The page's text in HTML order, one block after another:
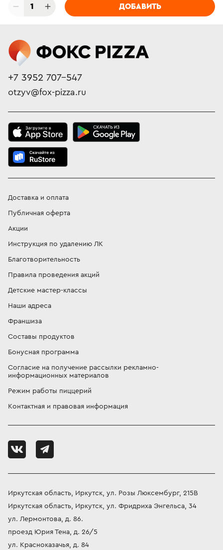
1
ДОБАВИТЬ
+7 3952 707-547
otzyv@fox-pizza.ru
Доставка и оплата
Публичная оферта
Акции
Инструкция по удалению ЛК
Благотворительность
Правила проведения акций
Детские мастер-классы
Наши адреса
Франшиза
Составы продуктов
Бонусная программа
Согласие на получение рассылки рекламно-
информационных материалов
Режим работы пиццерий
Контактная и правовая информация
Иркутская область, Иркутск, ул. Розы Люксембург, 215В
Иркутская область, Иркутск, ул. Фридриха Энгельса, 34
ул. Лермонтова, д. 86.
проезд Юрия Тена, д. 26/5
ул. Красноказачья, д. 84